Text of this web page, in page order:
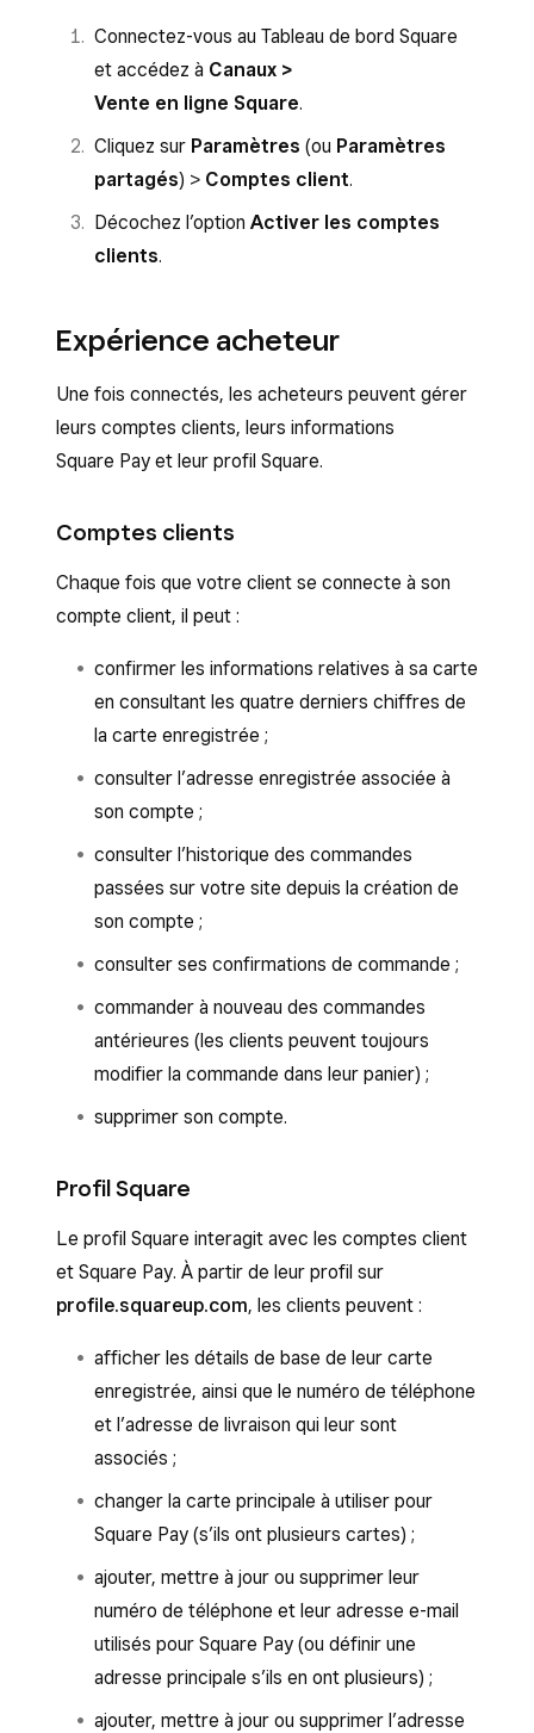
Connectez-vous au Tableau de bord Square
et accédez à Canaux >
Vente en ligne Square.
Cliquez sur Paramètres (ou Paramètres
partagés) > Comptes client.
Décochez l’option Activer les comptes
clients.
Expérience acheteur
Une fois connectés, les acheteurs peuvent gérer
leurs comptes clients, leurs informations
Square Pay et leur profil Square.
Comptes clients
Chaque fois que votre client se connecte à son
compte client, il peut :
confirmer les informations relatives à sa carte
en consultant les quatre derniers chiffres de
la carte enregistrée ;
consulter l’adresse enregistrée associée à
son compte ;
consulter l’historique des commandes
passées sur votre site depuis la création de
son compte ;
consulter ses confirmations de commande ;
commander à nouveau des commandes
antérieures (les clients peuvent toujours
modifier la commande dans leur panier) ;
supprimer son compte.
Profil Square
Le profil Square interagit avec les comptes client
et Square Pay. À partir de leur profil sur
profile.squareup.com, les clients peuvent :
afficher les détails de base de leur carte
enregistrée, ainsi que le numéro de téléphone
et l’adresse de livraison qui leur sont
associés ;
changer la carte principale à utiliser pour
Square Pay (s’ils ont plusieurs cartes) ;
ajouter, mettre à jour ou supprimer leur
numéro de téléphone et leur adresse e-mail
utilisés pour Square Pay (ou définir une
adresse principale s’ils en ont plusieurs) ;
ajouter, mettre à jour ou supprimer l’adresse